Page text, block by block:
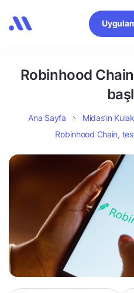
Robinhood
Ana Sayfa Midas’ın
Robinhood Chain,